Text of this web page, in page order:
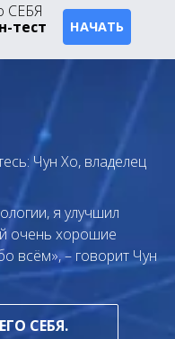
СЕБЯ
тест
НАЧАТЬ
Чун Хо, владелец
я улучшил
очень хорошие
всём», – говорит Чун
СЕБЯ.